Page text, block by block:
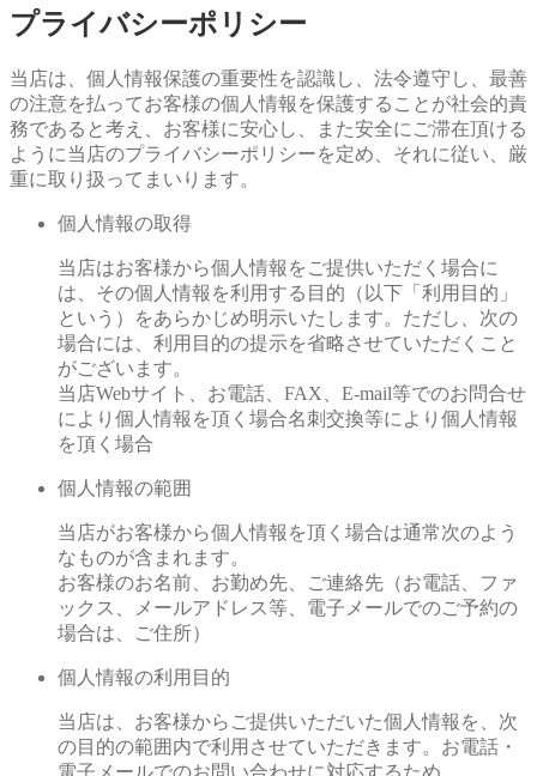
プライバシーポリシー
当店は、個人情報保護の重要性を認識し、法令遵守し、最善
の注意を払ってお客様の個人情報を保護することが社会的責
務であると考え、お客様に安心し、また安全にご滞在頂ける
ように当店のプライバシーポリシーを定め、それに従い、厳
重に取り扱ってまいります。
個人情報の取得
当店はお客様から個人情報をご提供いただく場合に
は、その個人情報を利用する目的（以下「利用目的」
という）をあらかじめ明示いたします。ただし、次の
場合には、利用目的の提示を省略させていただくこと
がございます。
当店Webサイト、お電話、FAX、E-mail等でのお問合せ
により個人情報を頂く場合名刺交換等により個人情報
を頂く場合
個人情報の範囲
当店がお客様から個人情報を頂く場合は通常次のよう
なものが含まれます。
お客様のお名前、お勤め先、ご連絡先（お電話、ファ
ックス、メールアドレス等、電子メールでのご予約の
場合は、ご住所）
個人情報の利用目的
当店は、お客様からご提供いただいた個人情報を、次
の目的の範囲内で利用させていただきます。お電話・